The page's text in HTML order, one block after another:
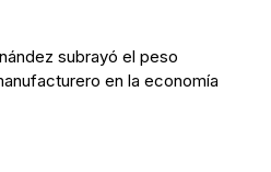
subrayó el peso
en la economía